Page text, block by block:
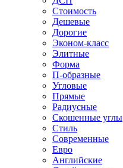
Стоимость
Дешевые
Дорогие
Эконом-класс
Элитные
Форма
П-образные
Угловые
Прямые
Радиусные
Скошенные углы
Стиль
Современные
Евро
Английские